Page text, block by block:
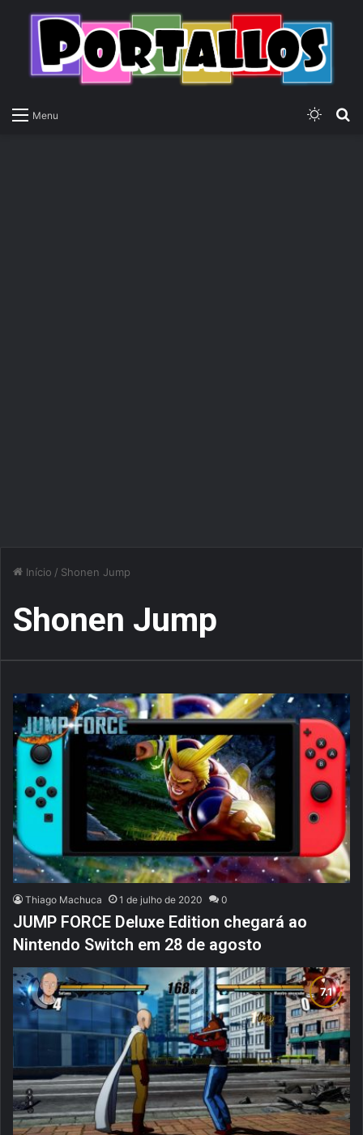
Menu
Início / Shonen Jump
Shonen Jump
Thiago Machuca 1 de julho de 2020 0
JUMP FORCE Deluxe Edition chegará ao
Nintendo Switch em 28 de agosto